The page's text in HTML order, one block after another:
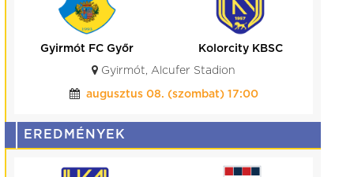
Gyirmót FC Győr
Kolorcity KBSC
Gyirmót, Alcufer Stadion
augusztus 08. (szombat) 17:00
EREDMÉNYEK